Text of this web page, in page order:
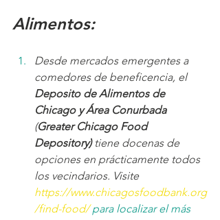
Alimentos:
Desde mercados emergentes a
comedores de beneficencia, el
Deposito de Alimentos de
Chicago y Área Conurbada
(Greater Chicago Food
Depository) tiene docenas de
opciones en prácticamente todos
los vecindarios. Visite
https://www.chicagosfoodbank.org
/find-food/ para localizar el más